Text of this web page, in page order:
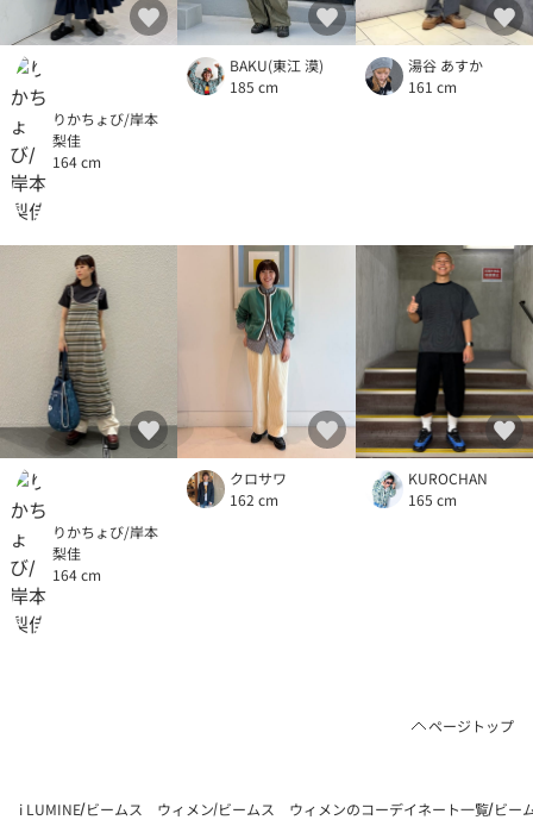
りかちょび/岸本
梨佳
164 cm
BAKU(東江 漠)
185 cm
湯谷 あすか
161 cm
りかちょび/岸本
梨佳
164 cm
クロサワ
162 cm
KUROCHAN
165 cm
ページトップ
i LUMINE ビームス ウィメン ビームス ウィメンのコーデイネート一覧 ビー